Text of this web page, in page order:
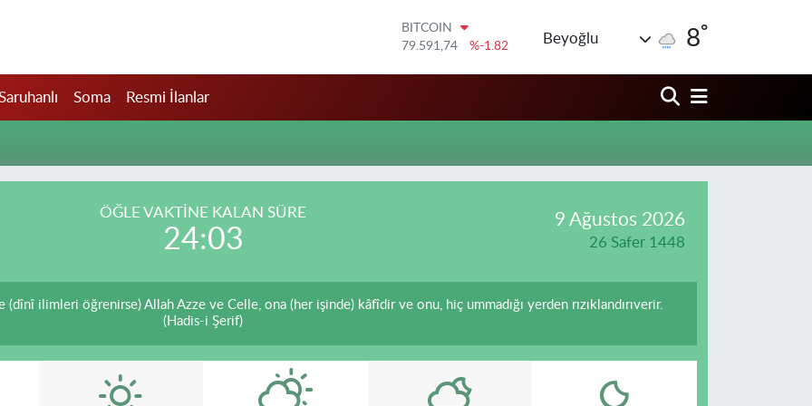
BITCOIN
79.591,74
%-1.82
53,38690
%0.19
Beyoğlu 8°
Soma Resmi İlanlar
ÖĞLE VAKTİNE KALAN SÜRE
24:03
9 Ağustos 2026
26 Safer 1448
(dînî ilimleri öğrenirse) Allah Azze ve Celle, ona (her işinde) kâfîdir ve onu, hiç ummadığı yerden rızıklandırıverir.
(Hadis-i Şerif)